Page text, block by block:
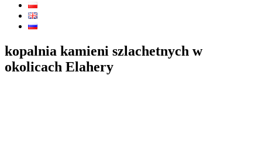
kopalnia kamieni szlachetnych w
okolicach Elahery